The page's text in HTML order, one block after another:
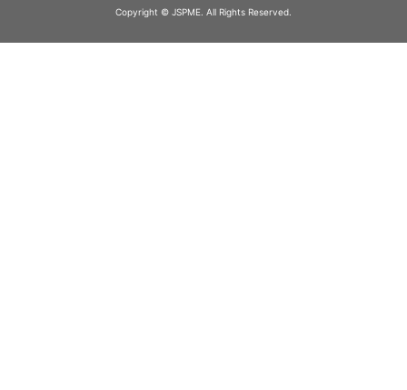
Copyright © JSPME. All Rights Reserved.